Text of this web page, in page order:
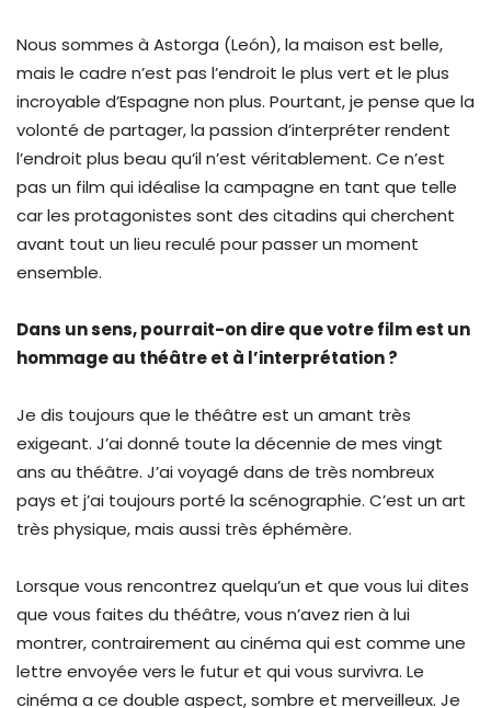
Nous sommes à Astorga (León), la maison est belle,
mais le cadre n’est pas l’endroit le plus vert et le plus
incroyable d’Espagne non plus. Pourtant, je pense que la
volonté de partager, la passion d’interpréter rendent
l’endroit plus beau qu’il n’est véritablement. Ce n’est
pas un film qui idéalise la campagne en tant que telle
car les protagonistes sont des citadins qui cherchent
avant tout un lieu reculé pour passer un moment
ensemble.
Dans un sens, pourrait-on dire que votre film est un
hommage au théâtre et à l’interprétation ?
Je dis toujours que le théâtre est un amant très
exigeant. J’ai donné toute la décennie de mes vingt
ans au théâtre. J’ai voyagé dans de très nombreux
pays et j’ai toujours porté la scénographie. C’est un art
très physique, mais aussi très éphémère.
Lorsque vous rencontrez quelqu’un et que vous lui dites
que vous faites du théâtre, vous n’avez rien à lui
montrer, contrairement au cinéma qui est comme une
lettre envoyée vers le futur et qui vous survivra. Le
cinéma a ce double aspect, sombre et merveilleux. Je